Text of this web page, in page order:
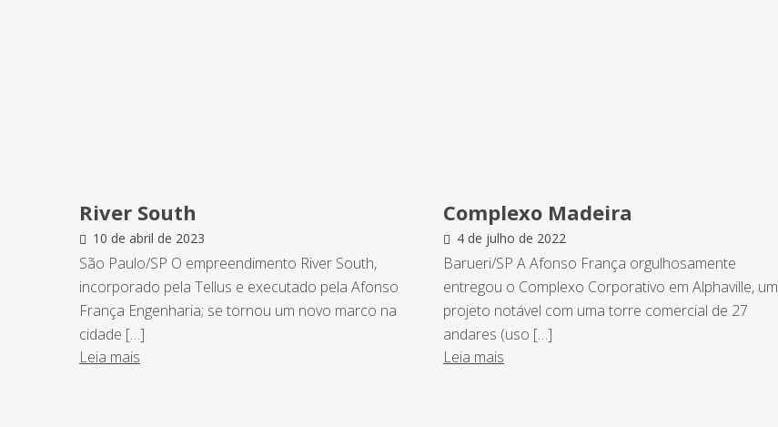
River South
10 de abril de 2023
São Paulo/SP O empreendimento River South,
incorporado pela Tellus e executado pela Afonso
França Engenharia; se tornou um novo marco na
cidade […]
Leia mais
Complexo Madeira
4 de julho de 2022
Barueri/SP A Afonso França orgulhosamente
entregou o Complexo Corporativo em Alphaville, um
projeto notável com uma torre comercial de 27
andares (uso […]
Leia mais